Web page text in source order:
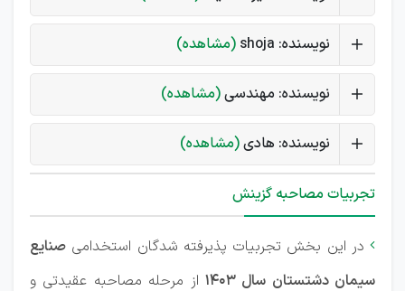
نویسنده: shoja (مشاهده)
نویسنده: مهندسی(مشاهده)
نویسنده: هادی(مشاهده)
تجربیات مصاحبه گزینش
 در این بخش تجربیات پذیرفته شدگان استخدامی صنایع
سیمان دشتستان سال 1403
از مرحله مصاحبه عقیدتی و